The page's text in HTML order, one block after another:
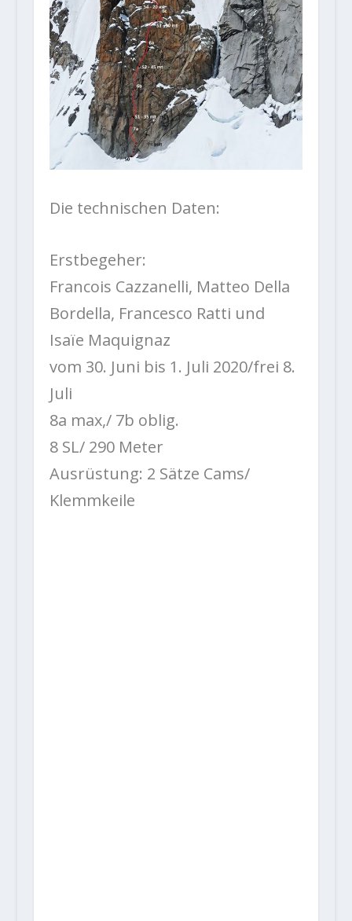
Die technischen Daten:
Erstbegeher:
Francois Cazzanelli, Matteo Della
Bordella, Francesco Ratti und
Isaïe Maquignaz
vom 30. Juni bis 1. Juli 2020/frei 8.
Juli
8a max,/ 7b oblig.
8 SL/ 290 Meter
Ausrüstung: 2 Sätze Cams/
Klemmkeile